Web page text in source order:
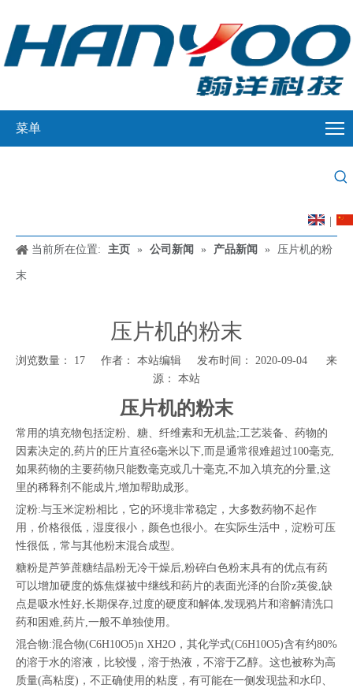
菜单
当前所在位置: 主页 » 公司新闻 » 产品新闻 » 压片机的粉
末
压片机的粉末
浏览数量： 17 作者： 本站编辑 发布时间： 2020-09-04 来
源： 本站
["wechat","weibo","qzone","douban","email"]
压片机的粉末
常用的填充物包括淀粉、糖、纤维素和无机盐;工艺装备、药物的
因素决定的,药片的圧片直径6毫米以下,而是通常很难超过100毫克,
如果药物的主要药物只能数毫克或几十毫克,不加入填充的分量,这
里的稀释剂不能成片,增加帮助成形。
淀粉:与玉米淀粉相比，它的环境非常稳定，大多数药物不起作
用，价格很低，湿度很小，颜色也很小。在实际生活中，淀粉可压
性很低，常与其他粉末混合成型。
糖粉是芦笋蔗糖结晶粉无冷干燥后,粉碎白色粉末具有的优点有药
可以增加硬度的炼焦煤被中继线和药片的表面光泽的台阶z英俊,缺
点是吸水性好,长期保存,过度的硬度和解体,发现鸦片和溶解清洗口
药和困难,药片,一般不单独使用。
混合物:混合物(C6H10O5)n XH2O，其化学式(C6H10O5)含有约80%
的溶于水的溶液，比较慢，溶于热液，不溶于乙醇。这也被称为高
质量(高粘度)，不正确使用的粘度，有可能在一侧发现盐和水印、